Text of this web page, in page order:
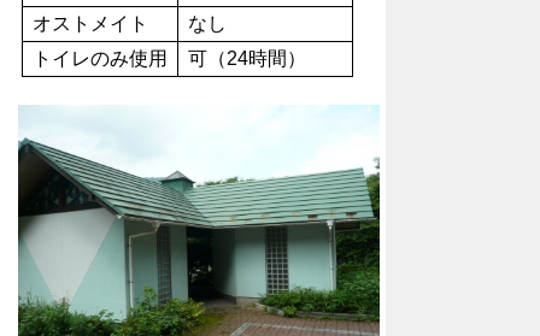
オストメイト
なし
トイレのみ使用
可（24時間）